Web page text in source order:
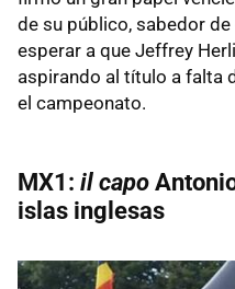
de su público, sabedor
esperar a que Jeffrey
aspirando al título a falta
el campeonato.
MX1: il capo
islas inglesas